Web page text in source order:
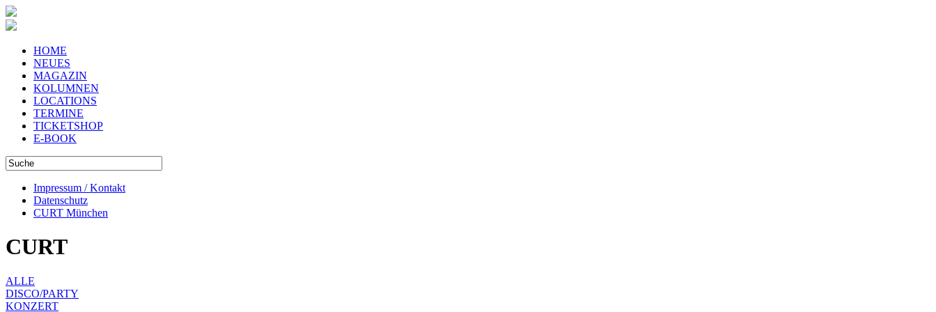
HOME
NEUES
MAGAZIN
KOLUMNEN
LOCATIONS
TERMINE
TICKETSHOP
E-BOOK
Impressum / Kontakt
Datenschutz
CURT München
CURT
ALLE
DISCO/PARTY
KONZERT